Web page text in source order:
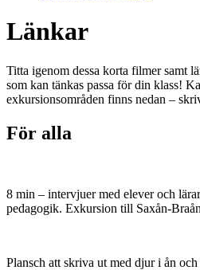
Länkar
Titta igenom dessa korta filmer samt
som kan tänkas passa för din klass!
exkursionsområden finns nedan –
För alla
8 min – intervjuer med elever och
pedagogik. Exkursion till Saxån-
Plansch att skriva ut med djur i ån